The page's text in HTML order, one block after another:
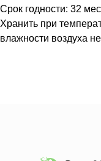
Срок годности: 32
Хранить при
влажности воздуха